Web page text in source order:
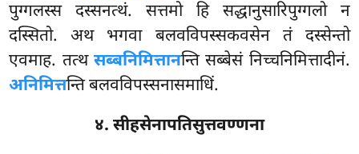
पुग्गलस्स दस्सनत्थं. सत्तमो हि सद्धानुसारिपुग्गलो न
दस्सितो. अथ भगवा बलवविपस्सकवसेन तं दस्सेन्तो
एवमाह. तत्थ सब्बनिमित्तानन्ति सब्बेसं निच्चनिमित्तादीनं.
अनिमित्तन्ति बलवविपस्सनासमाधिं.
४. सीहसेनापतिसुत्तवण्णना